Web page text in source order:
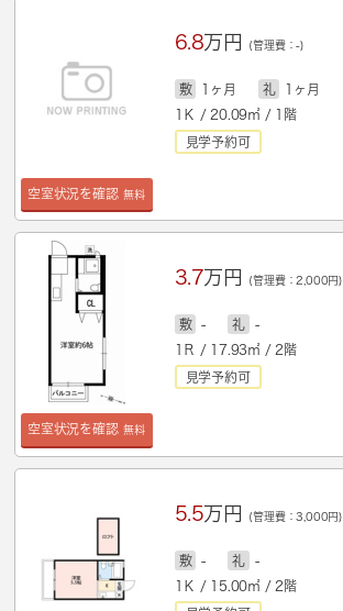
空室状況を確認 無料
6.8万円 (管理費：-)
敷 1ヶ月 礼
1ヶ月
1Ｋ / 20.09㎡ / 1階
見学予約可
空室状況を確認 無料
3.7 万円 (管理費：2,000円)
敷 - 礼
-
1Ｒ / 17.93㎡ / 2階
見学予約可
5.5万円 (管理費：3,000円)
敷 - 礼
-
1Ｋ / 15.00㎡ / 2階